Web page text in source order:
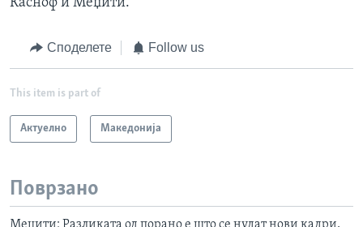
Касноф и Меџити.
Споделете Follow us
This item is part of
Актуелно Македонија
Поврзано